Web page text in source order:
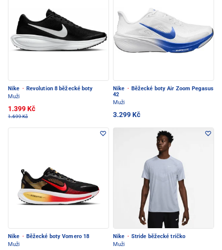
Nike · Revolution 8 běžecké boty
Muži
1.399 Kč
1.699 Kč
Nike · Běžecké boty Air Zoom Pegasus
42
Muži
3.299 Kč
Nike · Běžecké boty Vomero 18
Muži
Nike · Stride běžecké tričko
Muži